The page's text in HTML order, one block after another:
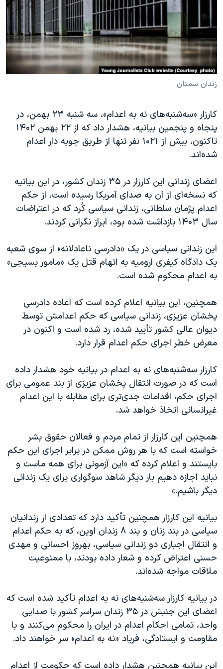
فرهنگ و زندگی
حقوق شهروندی
اقتصادی
علم و فناوری
اسرائیل در جنگ
آرشیو پخش زنده
انتخابات ریاست جمهوری آمریکا ۲۰۲۴
حمله جمهوری اسلامی به اسرائیل
رمز مهسا
ورزش زنان در ایران
مجموعه مستندهای دادخواهی
تریبونال مردمی آبان ۹۸
دادگاه حمید نوری
قانون شفافیت دارائی کادر رهبری ایران
اعتراضات مردمی آبان ۹۸
اسرائیل در جنگ
همایش محافظه‌کاران آمریکا «سی‌پک»
صفحه‌های ویژه
زبانهای مختلف
زندان سمنان
کارزار «سه‌شنبه‌های نه به اعدام»، سه شنبه ۲۳ بهمن، در
پنجاه و پنجمین بیانیه، هشدار داد که از ۲۲ بهمن ۱۴۰۲
تاکنون، بیش از ۱۰۲۱ نفر تنها از طریق چوبه دار اعدام
شده‌اند.
اعضای زندانی این کارزار در ۳۵ زندان کشور، در این بیانیه
که نسخه‌ای از آن به صدای آمریکا رسیده است، از حکم
اعدام پژمان سلطانی، زندانی سیاسی کُرد که در اعتراضات
سال ۱۴۰۳ بازداشت شده بود، ابراز نگرانی کردند.
این زندانی سیاسی در یک «دادرسی ناعادلانه» از سوی شعبه
یک دادگاه کیفری ارومیه به اتهام قتل یک «مامور بسیجی»
به اعدام محکوم شده است.
همچنین، این بیانیه اعلام کرده است که اعاده دادرسی
پخشان عزیزی، زندانی سیاسی که حکم اعدامش توسط
دیوان عالی کشور تأیید شده، رد شده است و اکنون در
معرض خطر اجرای حکم اعدام قرار دارد.
کارزار سه‌شنبه‌های نه به اعدام در بیانیه خود هشدار داده
است که در صورت انتقال پخشان عزیزی از بند عمومی برای
اجرای حکم، اقدامات جدی‌تری برای مقابله با این اعدام
غیرانسانی اتخاذ خواهد شد.
همچنین این کارزار از تمام مردم و فعالان حقوق بشر
خواسته است که با هر روش ممکن در برابر اجرای این حکم
بایستند و اعلام کرده که «این آزمونی برای همه ماست و
نباید اجازه دهیم بار دیگر شاهد سوگواری برای یک زندانی
دیگر باشیم.»
بیانیه این کارزار همچنین تأکید دارد که تعدادی از زندانیان
سیاسی در بند زنان و بند ۸ زندان اوین، که به حکم اعدام
و انتقال اجباری دو زندانی سیاسی، بهروز احسانی و مهدی
حسنی اعتراض کرده و شعار داده بودند، با ممنوعیت
ملاقات مواجه شده‌اند.
در بیانیه کارزار سه‌شنبه‌های نه به اعدام تأکید شده است که
اعضای این جنبش در ۳۵ زندان سراسر کشور با صدایی
واحد، تمامی احکام اعدام در ایران را محکوم می‌کنند و با
مقاومت و ایستادگی، فریاد «نه به اعدام» سر خواهند داد.
این بیانیه همچنین هشدار داده است که حکومت از اعدام